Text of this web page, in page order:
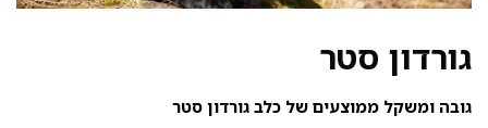
גורדון סטר
גובה ומשקל ממוצעים של כלב גורדון סטר